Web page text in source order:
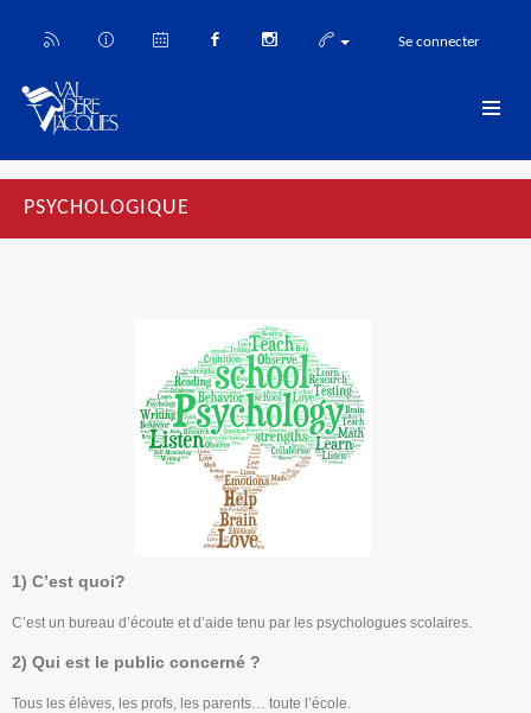
Se connecter
PSYCHOLOGIQUE
1) C’est quoi?
C’est un bureau d’écoute et d’aide tenu par les psychologues scolaires.
2) Qui est le public concerné ?
Tous les élèves, les profs, les parents… toute l’école.